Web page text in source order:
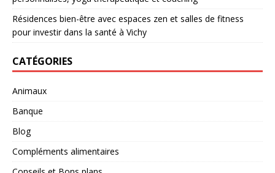
Résidences bien-être avec espaces zen et salles de fitness
pour investir dans la santé à Vichy
CATÉGORIES
Animaux
Banque
Blog
Compléments alimentaires